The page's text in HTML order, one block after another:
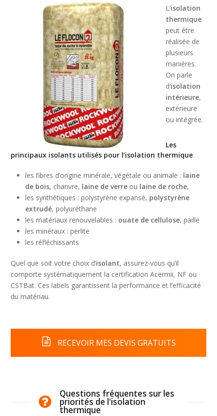
L’isolation
thermique
peut être
réalisée de
plusieurs
manières.
On parle
d’isolation
intérieure,
extérieure
ou intégrée.
Les
principaux isolants utilisés pour l’isolation thermique
les fibres d’origine minérale, végétale ou animale : laine
de bois, chanvre, laine de verre ou laine de roche,
les synthétiques : polystyrène expansé, polystyrène
extrudé, polyuréthane
les matériaux renouvelables : ouate de cellulose, paille
les minéraux : perlite
les réfléchissants
Quel que soit votre choix d’isolant, assurez-vous qu’il
comporte systématiquement la certification Acermii, NF ou
CSTBat. Ces labels garantissent la performance et l’efficacité
du matériau.
RECEVOIR MES DEVIS GRATUITS
Questions fréquentes sur les
priorités de l'isolation
thermique